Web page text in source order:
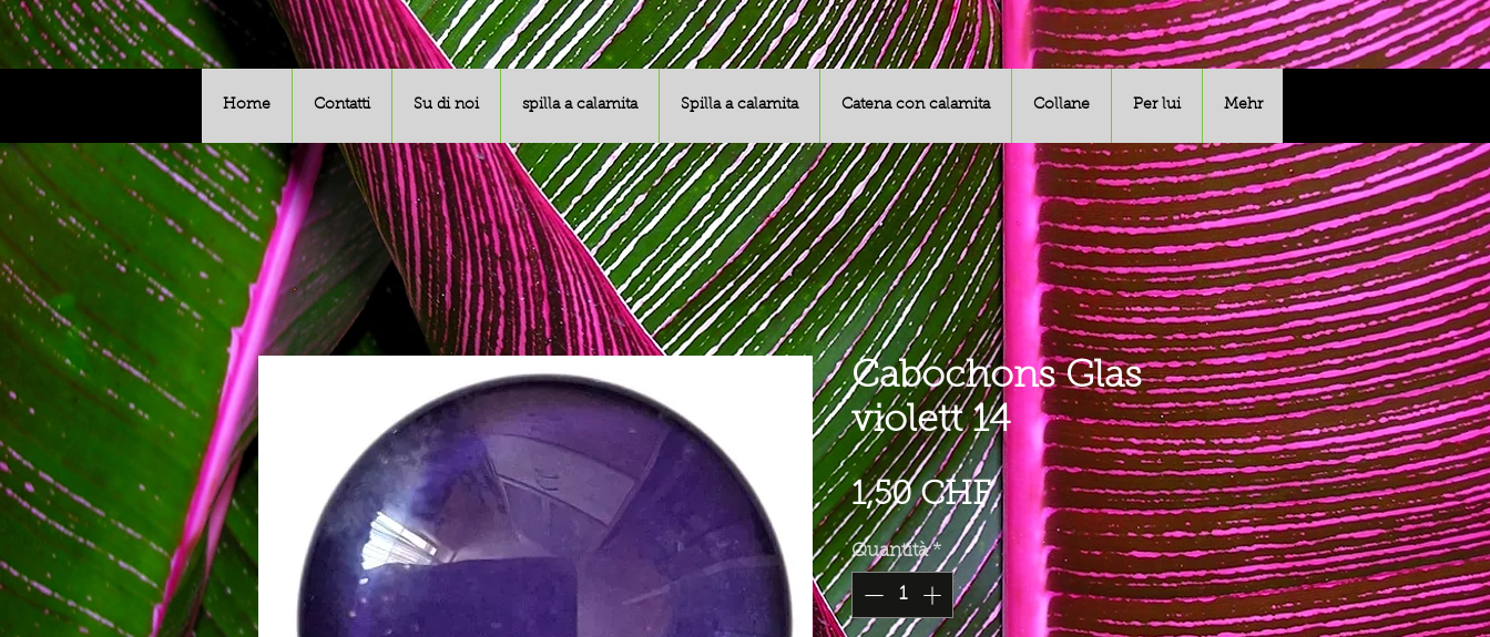
Home Contatti Su di noi spilla a calamita Spilla a calamita Catena con calamita Collane Per lui Mehr
Cabochons Glas
violett 14
1,50 CHFPrezzo
Quantità *